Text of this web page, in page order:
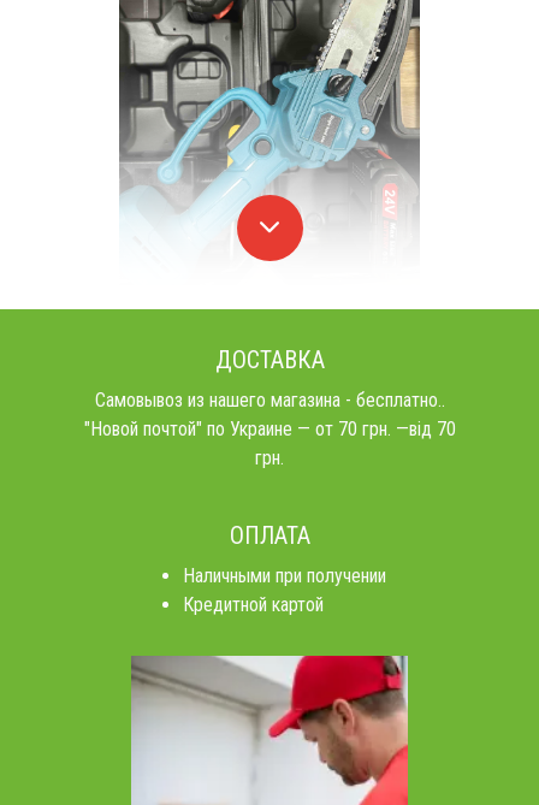
ДОСТАВКА
Самовывоз из нашего магазина - бесплатно..
"Новой почтой" по Украине — от 70 грн. —від 70
грн.
ОПЛАТА
Наличными при получении
Кредитной картой